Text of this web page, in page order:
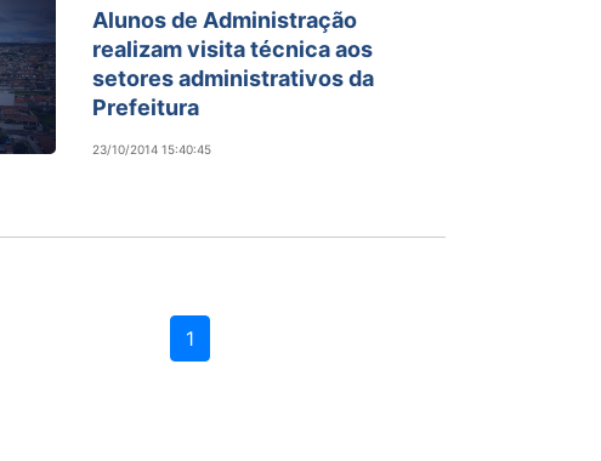
Alunos de Administração
realizam visita técnica aos
setores administrativos da
Prefeitura
23/10/2014 15:40:45
1